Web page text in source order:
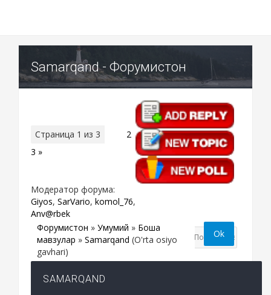
Samarqand - Форумистон
Страница 1 из 3
2
3 »
Модератор форума:
Giyos, SarVario, komol_76,
Anv@rbek
Форумистон » Умумий » Бошқа
мавзулар » Samarqand (O'rta osiyo
gavhari)
SAMARQAND